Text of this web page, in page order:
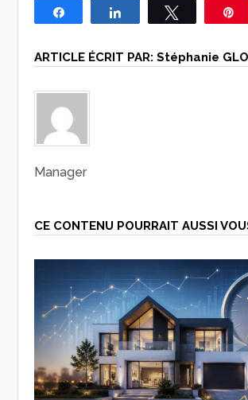
Partagez Partagez Tweetez
ARTICLE ÉCRIT PAR:Stéphanie
Manager
CE CONTENU POURRAIT AUSSI